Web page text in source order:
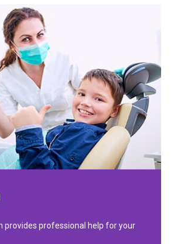
provides professional help for your